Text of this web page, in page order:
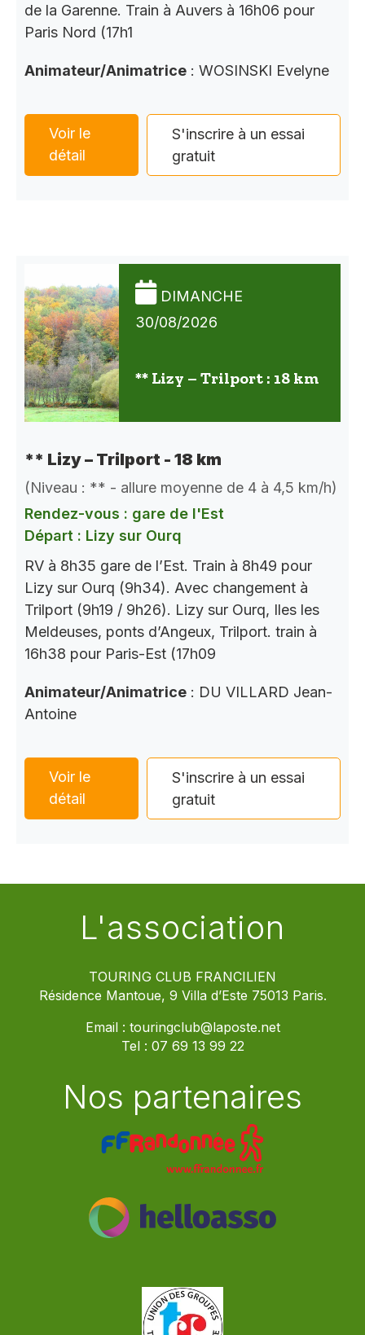
de la Garenne. Train à Auvers à 16h06 pour
Paris Nord (17h1
Animateur/Animatrice : WOSINSKI Evelyne
Voir le
détail
S'inscrire à un essai
gratuit
DIMANCHE
30/08/2026
** Lizy – Trilport : 18 km
** Lizy – Trilport - 18 km
(Niveau : ** - allure moyenne de 4 à 4,5 km/h)
Rendez-vous : gare de l'Est
Départ : Lizy sur Ourq
RV à 8h35 gare de l’Est. Train à 8h49 pour
Lizy sur Ourq (9h34). Avec changement à
Trilport (9h19 / 9h26). Lizy sur Ourq, Iles les
Meldeuses, ponts d’Angeux, Trilport. train à
16h38 pour Paris-Est (17h09
Animateur/Animatrice : DU VILLARD Jean-
Antoine
Voir le
détail
S'inscrire à un essai
gratuit
L'association
TOURING CLUB FRANCILIEN
Résidence Mantoue, 9 Villa d’Este 75013 Paris.
Email : touringclub@laposte.net
Tel : 07 69 13 99 22
Nos partenaires